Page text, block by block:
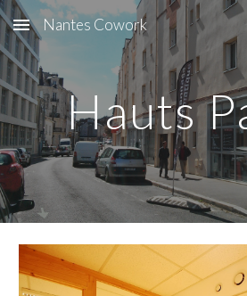
Skip to main content
Nantes Cowork
Hauts